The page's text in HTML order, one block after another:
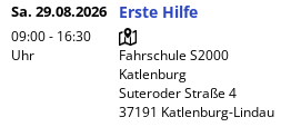
Sa. 29.08.2026
09:00 - 16:30
Uhr
Erste Hilfe
Fahrschule S2000
Katlenburg
Suteroder Straße 4